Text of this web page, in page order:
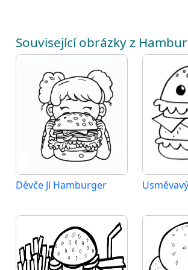
Související obrázky z
Děvče Jí Hamburger